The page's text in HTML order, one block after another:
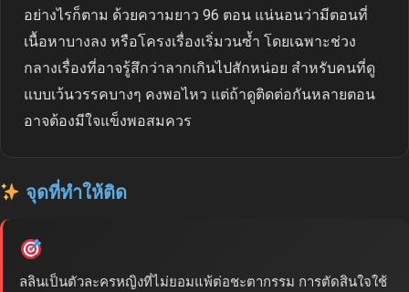
อย่างไรก็ตาม ด้วยความยาว 96 ตอน แน่นอนว่ามีตอนที่
เนื้อหาบางลง หรือโครงเรื่องเริ่มวนซ้ำ โดยเฉพาะช่วง
กลางเรื่องที่อาจรู้สึกว่าลากเกินไปสักหน่อย สำหรับคนที่ดู
แบบเว้นวรรคบางๆ คงพอไหว แต่ถ้าดูติดต่อกันหลายตอน
อาจต้องมีใจแข็งพอสมควร
จุดที่ทำให้ติด
ลลินเป็นตัวละครหญิงที่ไม่ยอมแพ้ต่อชะตากรรม การตัดสินใจใช้